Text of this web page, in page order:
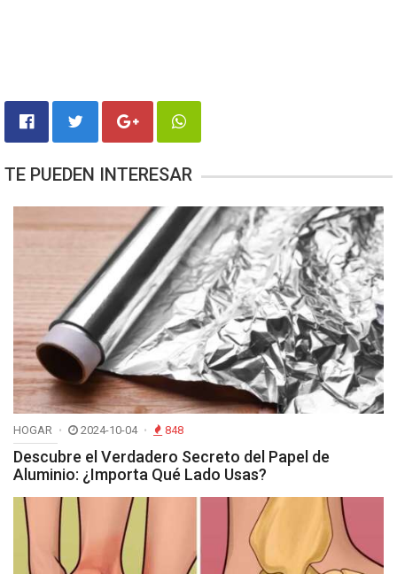
TE PUEDEN INTERESAR
HOGAR 2024-10-04 848
Descubre el Verdadero Secreto del Papel de
Aluminio: ¿Importa Qué Lado Usas?